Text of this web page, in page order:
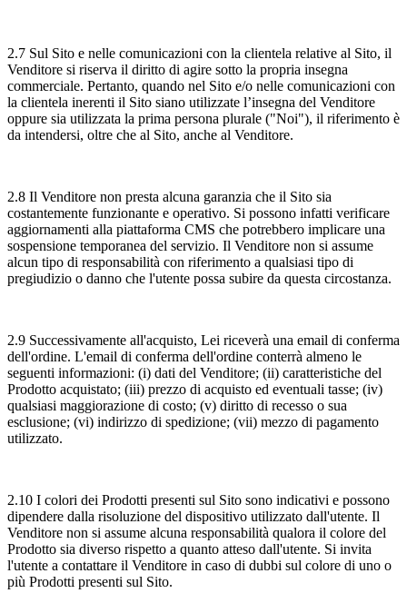
2.7 Sul Sito e nelle comunicazioni con la clientela relative al Sito, il
Venditore si riserva il diritto di agire sotto la propria insegna
commerciale. Pertanto, quando nel Sito e/o nelle comunicazioni con
la clientela inerenti il Sito siano utilizzate l’insegna del Venditore
oppure sia utilizzata la prima persona plurale ("Noi"), il riferimento è
da intendersi, oltre che al Sito, anche al Venditore.
2.8 Il Venditore non presta alcuna garanzia che il Sito sia
costantemente funzionante e operativo. Si possono infatti verificare
aggiornamenti alla piattaforma CMS che potrebbero implicare una
sospensione temporanea del servizio. Il Venditore non si assume
alcun tipo di responsabilità con riferimento a qualsiasi tipo di
pregiudizio o danno che l'utente possa subire da questa circostanza.
2.9 Successivamente all'acquisto, Lei riceverà una email di conferma
dell'ordine. L'email di conferma dell'ordine conterrà almeno le
seguenti informazioni: (i) dati del Venditore; (ii) caratteristiche del
Prodotto acquistato; (iii) prezzo di acquisto ed eventuali tasse; (iv)
qualsiasi maggiorazione di costo; (v) diritto di recesso o sua
esclusione; (vi) indirizzo di spedizione; (vii) mezzo di pagamento
utilizzato.
2.10 I colori dei Prodotti presenti sul Sito sono indicativi e possono
dipendere dalla risoluzione del dispositivo utilizzato dall'utente. Il
Venditore non si assume alcuna responsabilità qualora il colore del
Prodotto sia diverso rispetto a quanto atteso dall'utente. Si invita
l'utente a contattare il Venditore in caso di dubbi sul colore di uno o
più Prodotti presenti sul Sito.